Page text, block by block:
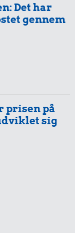
Det har
gennem
prisen på
sig